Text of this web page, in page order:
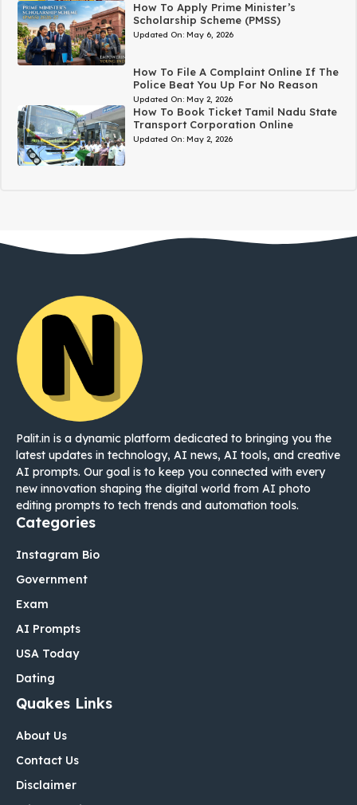
How To Apply Prime Minister’s
Scholarship Scheme (PMSS)
Updated On: May 6, 2026
How To File A Complaint Online If The
Police Beat You Up For No Reason
Updated On: May 2, 2026
How To Book Ticket Tamil Nadu State
Transport Corporation Online
Updated On: May 2, 2026
Palit.in is a dynamic platform dedicated to bringing you the
latest updates in technology, AI news, AI tools, and creative
AI prompts. Our goal is to keep you connected with every
new innovation shaping the digital world from AI photo
editing prompts to tech trends and automation tools.
Categories
Instagram Bio
Government
Exam
AI Prompts
USA Today
Dating
Quakes Links
About Us
Contact Us
Disclaimer